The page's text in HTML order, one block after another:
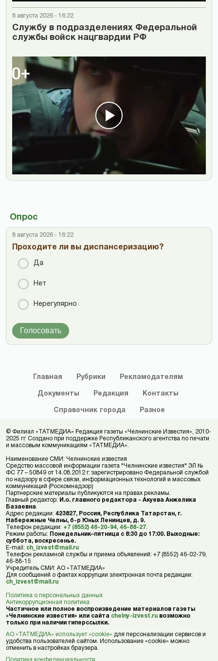
8 августа 2026 - 16:22
Cлужбу в подразделениях Федеральной
службы войск нацгвардии РФ
Опрос
8 августа 2026 - 16:22
Проходите ли вы диспансеризацию?
Да
Нет
Нерегулярно
Голосовать
Главная Рубрики Рекламодателям
Документы Редакция Контакты
Справочник города Разное
© Филиал «ТАТМЕДИА» Редакция газеты «Челнинские Известия», 2010-
2025 гг. Создано при поддержке Республиканского агентства по печати
и массовым коммуникациям «ТАТМЕДИА».
Наименование СМИ: Челнинские известия
Средство массовой информации газета "Челнинские известия" ЭЛ №
ФС 77 – 50849 от 14.08.2012 г. зарегистрировано Федеральной службой
по надзору в сфере связи, информационных технологий и массовых
коммуникаций (Роскомнадзор)
Партнерские материалы публикуются на правах рекламы.
Главный редактор: И.о. главного редактора - Акуева Анжелика
Базаевна
Адрес редакции: 423827, Россия, Республика Татарстан, г.
Набережные Челны, б-р Юных Ленинцев, д. 9.
Телефон редакции: +7 (8552) 46-20-94 46-88-27
Режим работы: Понедельник–пятница с 8:30 до 17:00. Выходные:
суббота, воскресенье.
E-mail: ch_izvest@mail.ru
Телефон рекламной службы и приема объявлений: +7 (8552) 46-02-79,
46-88-15
Учредитель СМИ: АО «ТАТМЕДИА»
Для сообщений о фактах коррупции электронная почта редакции:
ch_izvest@mail.ru
Политика о персональных данных
Антикоррупционная политика
Частичное или полное воспроизведение материалов газеты
«Челнинские известия» или сайта chelny-izvest.ru возможно
только при наличии гиперссылки.
АО «ТАТМЕДИА» использует «cookie» для персонализации сервисов и
удобства пользователей сайтом. Использование «cookie» можно
отменить в настройках браузера.
Политика конфиденциальности